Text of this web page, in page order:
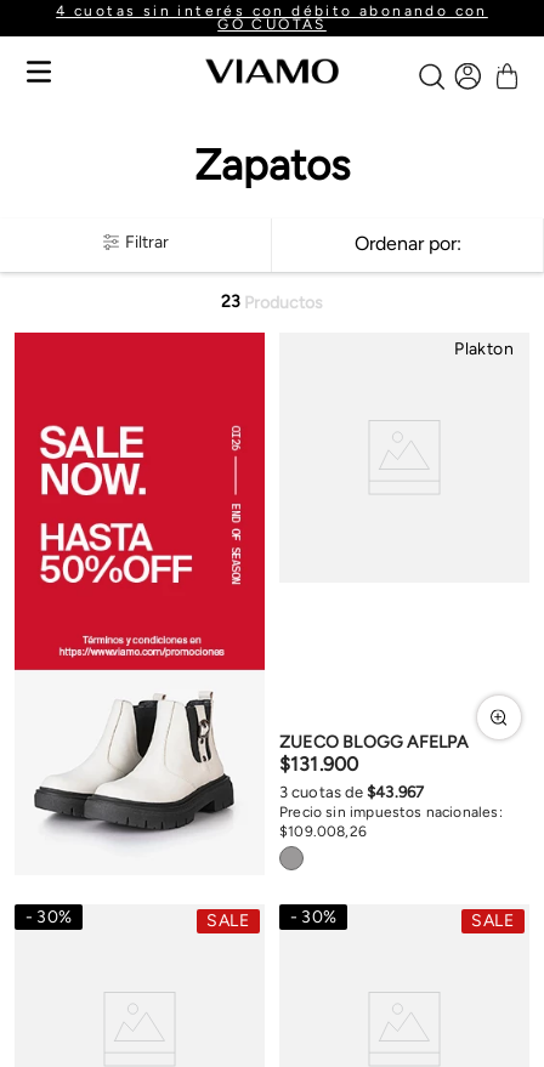
4 cuotas sin interés con débito abonando con
GO CUOTAS
Zapatos
Filtrar Ordenar por
23 Productos
Plakton
ZUECO BLOGG AFELPA
$131 .900
Precio sin impuestos nacionales:
$109.008,26
3 cuotas de$43.967
30% SALE 30% SALE